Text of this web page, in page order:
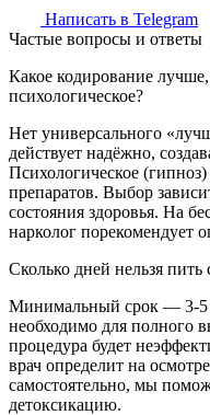
Написать в Telegram
Частые вопросы и ответы
Какое кодирование
психологическое?
Нет универсального
действует надёжно,
Психологическое
препаратов. Выбор
состояния здоровья. На
нарколог порекомендует
Сколько дней нельзя
Минимальный срок — 3-5
необходимо для полного
процедура будет
врач определит на
самостоятельно, мы
детоксикацию.